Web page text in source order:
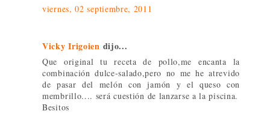
viernes, 02 septiembre, 2011
Vicky Irigoien dijo...
Que original tu receta de pollo,me encanta la
combinación dulce-salado,pero no me he atrevido
de pasar del melón con jamón y el queso con
membrillo.... será cuestión de lanzarse a la piscina.
Besitos